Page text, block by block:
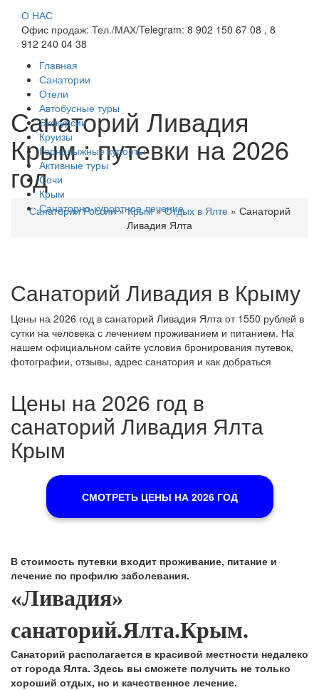
О НАС
Офис продаж: Тел./МАХ/Telegram: 8 902 150 67 08 , 8
912 240 04 38
Главная
Санатории
Отели
Автобусные туры
Экскурсии
Круизы
Горнолыжные курорты
Активные туры
Сочи
Крым
Санаторно-курортное лечение
Санаторий Ливадия
Крым : путевки на 2026
год
Санатории России»Крым»Отдых в Ялте» Санаторий
Ливадия Ялта
Санаторий Ливадия в Крыму
Цены на 2026 год в санаторий Ливадия Ялта от 1550 рублей в
сутки на человека с лечением проживанием и питанием. На
нашем официальном сайте условия бронирования путевок,
фотографии, отзывы, адрес санатория и как добраться
Цены на 2026 год в
санаторий Ливадия Ялта
Крым
СМОТРЕТЬ ЦЕНЫ НА 2026 ГОД
В стоимость путевки входит проживание, питание и
лечение по профилю заболевания.
«Ливадия»
санаторий.Ялта.Крым.
Санаторий располагается в красивой местности недалеко
от города Ялта. Здесь вы сможете получить не только
хороший отдых, но и качественное лечение.